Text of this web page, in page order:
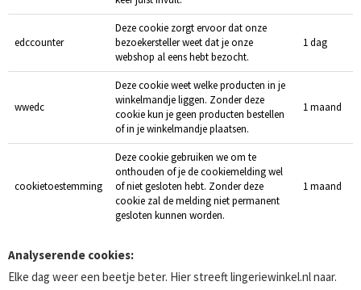
edccounter
Deze cookie zorgt ervoor dat onze
bezoekersteller weet dat je onze
webshop al eens hebt bezocht.
1 dag
wwedc
Deze cookie weet welke producten in je
winkelmandje liggen. Zonder deze
cookie kun je geen producten bestellen
of in je winkelmandje plaatsen.
1 maand
cookietoestemming
Deze cookie gebruiken we om te
onthouden of je de cookiemelding wel
of niet gesloten hebt. Zonder deze
cookie zal de melding niet permanent
gesloten kunnen worden.
1 maand
Analyserende cookies:
Elke dag weer een beetje beter. Hier streeft lingeriewinkel.nl naar.